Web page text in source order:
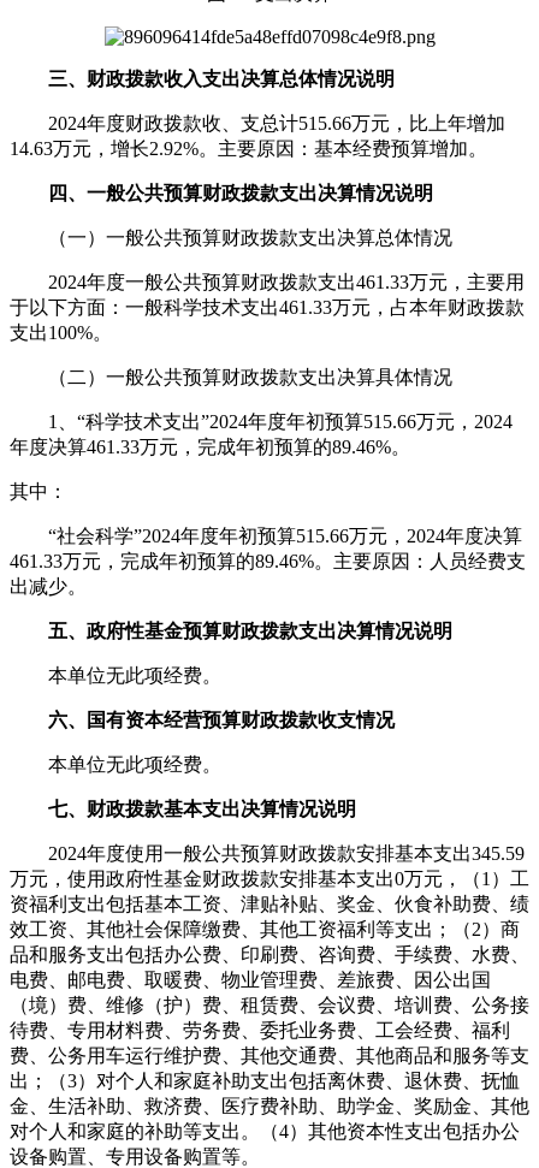
三、财政拨款收入支出决算总体情况说明
2024年度财政拨款收、支总计515.66万元，比上年增加
14.63万元，增长2.92%。主要原因：基本经费预算增加。
四、一般公共预算财政拨款支出决算情况说明
（一）一般公共预算财政拨款支出决算总体情况
2024年度一般公共预算财政拨款支出461.33万元，主要用
于以下方面：一般科学技术支出461.33万元，占本年财政拨款
支出100%。
（二）一般公共预算财政拨款支出决算具体情况
1、“科学技术支出”2024年度年初预算515.66万元，2024
年度决算461.33万元，完成年初预算的89.46%。
其中：
“社会科学”2024年度年初预算515.66万元，2024年度决算
461.33万元，完成年初预算的89.46%。主要原因：人员经费支
出减少。
五、政府性基金预算财政拨款支出决算情况说明
本单位无此项经费。
六、国有资本经营预算财政拨款收支情况
本单位无此项经费。
七、财政拨款基本支出决算情况说明
2024年度使用一般公共预算财政拨款安排基本支出345.59
万元，使用政府性基金财政拨款安排基本支出0万元，（1）工
资福利支出包括基本工资、津贴补贴、奖金、伙食补助费、绩
效工资、其他社会保障缴费、其他工资福利等支出；（2）商
品和服务支出包括办公费、印刷费、咨询费、手续费、水费、
电费、邮电费、取暖费、物业管理费、差旅费、因公出国
（境）费、维修（护）费、租赁费、会议费、培训费、公务接
待费、专用材料费、劳务费、委托业务费、工会经费、福利
费、公务用车运行维护费、其他交通费、其他商品和服务等支
出；（3）对个人和家庭补助支出包括离休费、退休费、抚恤
金、生活补助、救济费、医疗费补助、助学金、奖励金、其他
对个人和家庭的补助等支出。（4）其他资本性支出包括办公
设备购置、专用设备购置等。